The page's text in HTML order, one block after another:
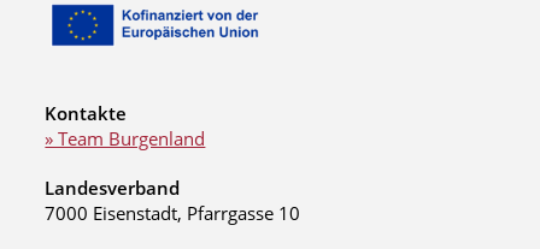
Kontakte
» Team Burgenland
Landesverband
7000 Eisenstadt, Pfarrgasse 10